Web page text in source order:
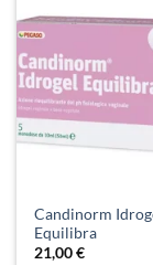
Candinorm
Equilibra
21,00€